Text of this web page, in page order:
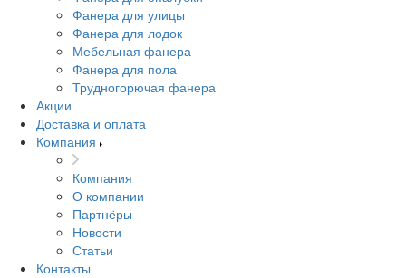
Фанера для улицы
Фанера для лодок
Мебельная фанера
Фанера для пола
Трудногорючая фанера
Акции
Доставка и оплата
Компания
Компания
О компании
Партнёры
Новости
Статьи
Контакты